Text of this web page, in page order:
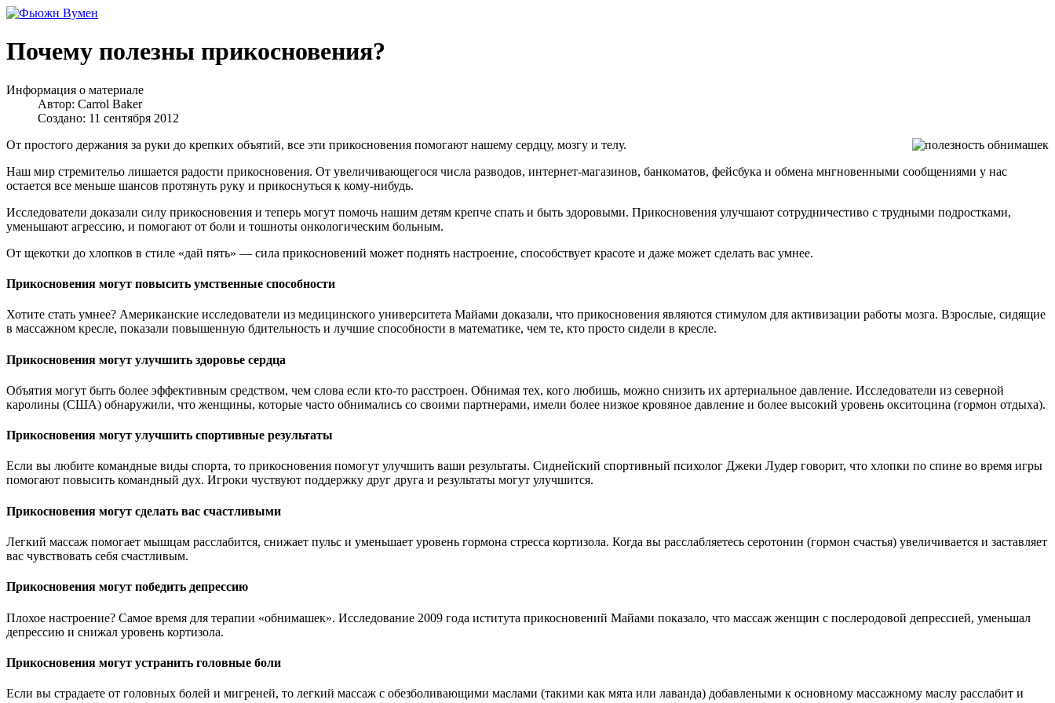
Почему полезны прикосновения?
Информация о материале
Автор: Carrol Baker
Создано: 11 сентября 2012
От простого держания за руки до крепких объятий, все эти прикосновения помогают нашему сердцу, мозгу и телу.
Наш мир стремительо лишается радости прикосновения. От увеличивающегося числа разводов, интернет-магазинов, банкоматов, фейсбука и обмена мнгновенными сообщениями у нас
остается все меньше шансов протянуть руку и прикоснуться к кому-нибудь.
Исследователи доказали силу прикосновения и теперь могут помочь нашим детям крепче спать и быть здоровыми. Прикосновения улучшают сотрудничестиво с трудными подростками,
уменьшают агрессию, и помогают от боли и тошноты онкологическим больным.
От щекотки до хлопков в стиле «дай пять» — сила прикосновений может поднять настроение, способствует красоте и даже может сделать вас умнее.
Прикосновения могут повысить умственные способности
Хотите стать умнее? Американские исследователи из медицинского университета Майами доказали, что прикосновения являются стимулом для активизации работы мозга. Взрослые, сидящие
в массажном кресле, показали повышенную бдительность и лучшие способности в математике, чем те, кто просто сидели в кресле.
Прикосновения могут улучшить здоровье сердца
Объятия могут быть более эффективным средством, чем слова если кто-то расстроен. Обнимая тех, кого любишь, можно снизить их артериальное давление. Исследователи из северной
каролины (США) обнаружили, что женщины, которые часто обнимались со своими партнерами, имели более низкое кровяное давление и более высокий уровень окситоцина (гормон отдыха).
Прикосновения могут улучшить спортивные результаты
Если вы любите командные виды спорта, то прикосновения помогут улучшить ваши результаты. Сиднейский спортивный психолог Джеки Лудер говорит, что хлопки по спине во время игры
помогают повысить командный дух. Игроки чуствуют поддержку друг друга и результаты могут улучшится.
Прикосновения могут сделать вас счастливыми
Легкий массаж помогает мышцам расслабится, снижает пульс и уменьшает уровень гормона стресса кортизола. Когда вы расслабляетесь серотонин (гормон счастья) увеличивается и заставляет
вас чувствовать себя счастливым.
Прикосновения могут победить депрессию
Плохое настроение? Самое время для терапии «обнимашек». Исследование 2009 года иститута прикосновений Майами показало, что массаж женщин с послеродовой депрессией, уменьшал
депрессию и снижал уровень кортизола.
Прикосновения могут устранить головные боли
Если вы страдаете от головных болей и мигреней, то легкий массаж с обезболивающими маслами (такими как мята или лаванда) добавлеными к основному массажному маслу расслабит и